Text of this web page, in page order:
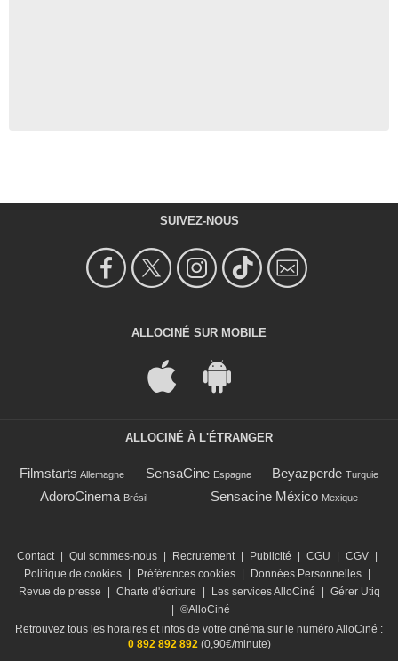
SUIVEZ-NOUS
ALLOCINÉ SUR MOBILE
ALLOCINÉ À L'ÉTRANGER
Filmstarts Allemagne SensaCine Espagne Beyazperde Turquie
AdoroCinema Brésil Sensacine México Mexique
Contact Qui sommes-nous Recrutement Publicité CGU CGV
Politique de cookies
Préférences cookies Données Personnelles
Revue de presse
Charte d'écriture Les services AlloCiné
Gérer Utiq
©AlloCiné
Retrouvez tous les horaires et infos de votre cinéma sur le numéro AlloCiné :
0 892 892 892(0,90€/minute)